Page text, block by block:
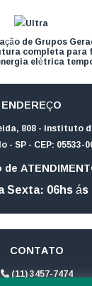
de Grupos
completa para
elétrica
ENDEREÇO
808 - instituto
- SP - CEP: 05533-
Sexta: 06hs ás
CONTATO
(11) 3457-7474